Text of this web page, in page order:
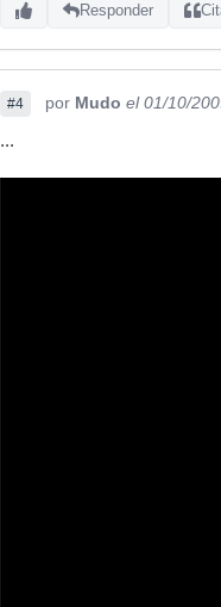
Responder
#4 por Mudo el 01/10/
...